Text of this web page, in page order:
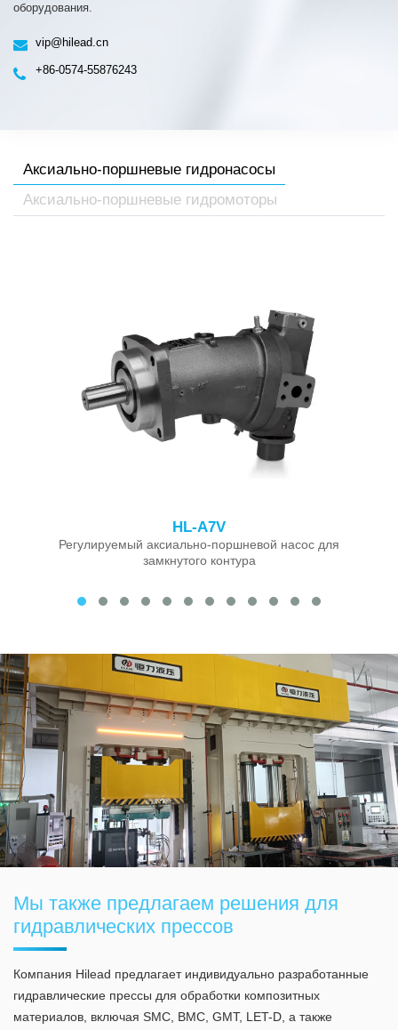
оборудования.
vip@hilead.cn
+86-0574-55876243
Аксиально-поршневые гидронасосы
Аксиально-поршневые гидромоторы
HL-A7V
Регулируемый аксиально-поршневой насос для
замкнутого контура
Мы также предлагаем решения для
гидравлических прессов
Компания Hilead предлагает индивидуально разработанные
гидравлические прессы для обработки композитных
материалов, включая SMC, BMC, GMT, LET-D, а также